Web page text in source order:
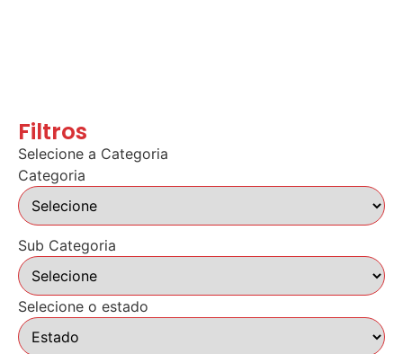
Filtros
Selecione a Categoria
Categoria
Sub Categoria
Selecione o estado